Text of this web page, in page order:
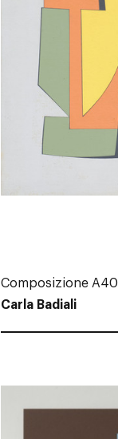
Composizione A40
Carla Badiali